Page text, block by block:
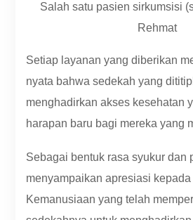
Salah satu pasien sirkumsisi
Rehmat
Setiap layanan yang diberikan
nyata bahwa sedekah yang
menghadirkan akses kesehatan
harapan baru bagi mereka yang
Sebagai bentuk rasa syukur dan
menyampaikan apresiasi
Kemanusiaan yang telah